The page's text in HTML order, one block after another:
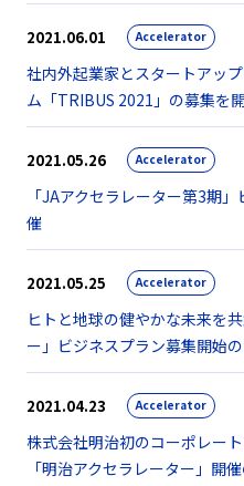
2021.06.01 Accelerator
社内外起業家とスタートアッ
ム「TRIBUS 2021」の募集を
2021.05.26 Accelerator
「JAアクセラレーター第3期
催
2021.05.25 Accelerator
ヒトと地球の健やかな未来を
ー」ビジネスプラン募集開始
2021.04.23 Accelerator
株式会社明治初のコーポレー
「明治アクセラレーター」開